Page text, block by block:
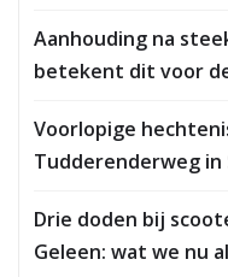
Aanhouding na
betekent dit voor
Voorlopige
Tudderenderweg
Drie doden bij
Geleen: wat we nu